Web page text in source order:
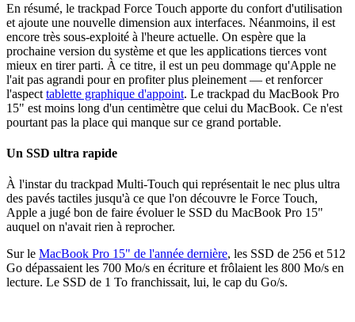
En résumé, le trackpad Force Touch apporte du confort d'utilisation
et ajoute une nouvelle dimension aux interfaces. Néanmoins, il est
encore très sous-exploité à l'heure actuelle. On espère que la
prochaine version du système et que les applications tierces vont
mieux en tirer parti. À ce titre, il est un peu dommage qu'Apple ne
l'ait pas agrandi pour en profiter plus pleinement — et renforcer
l'aspect tablette graphique d'appoint. Le trackpad du MacBook Pro
15" est moins long d'un centimètre que celui du MacBook. Ce n'est
pourtant pas la place qui manque sur ce grand portable.
Un SSD ultra rapide
À l'instar du trackpad Multi-Touch qui représentait le nec plus ultra
des pavés tactiles jusqu'à ce que l'on découvre le Force Touch,
Apple a jugé bon de faire évoluer le SSD du MacBook Pro 15"
auquel on n'avait rien à reprocher.
Sur le MacBook Pro 15" de l'année dernière, les SSD de 256 et 512
Go dépassaient les 700 Mo/s en écriture et frôlaient les 800 Mo/s en
lecture. Le SSD de 1 To franchissait, lui, le cap du Go/s.